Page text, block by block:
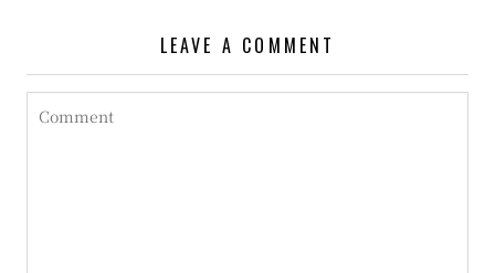
ー
シ
LEAVE A COMMENT